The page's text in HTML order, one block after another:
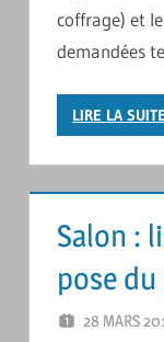
coffrage) et
demandées
LIRE LA
Salon :
pose
28 MARS